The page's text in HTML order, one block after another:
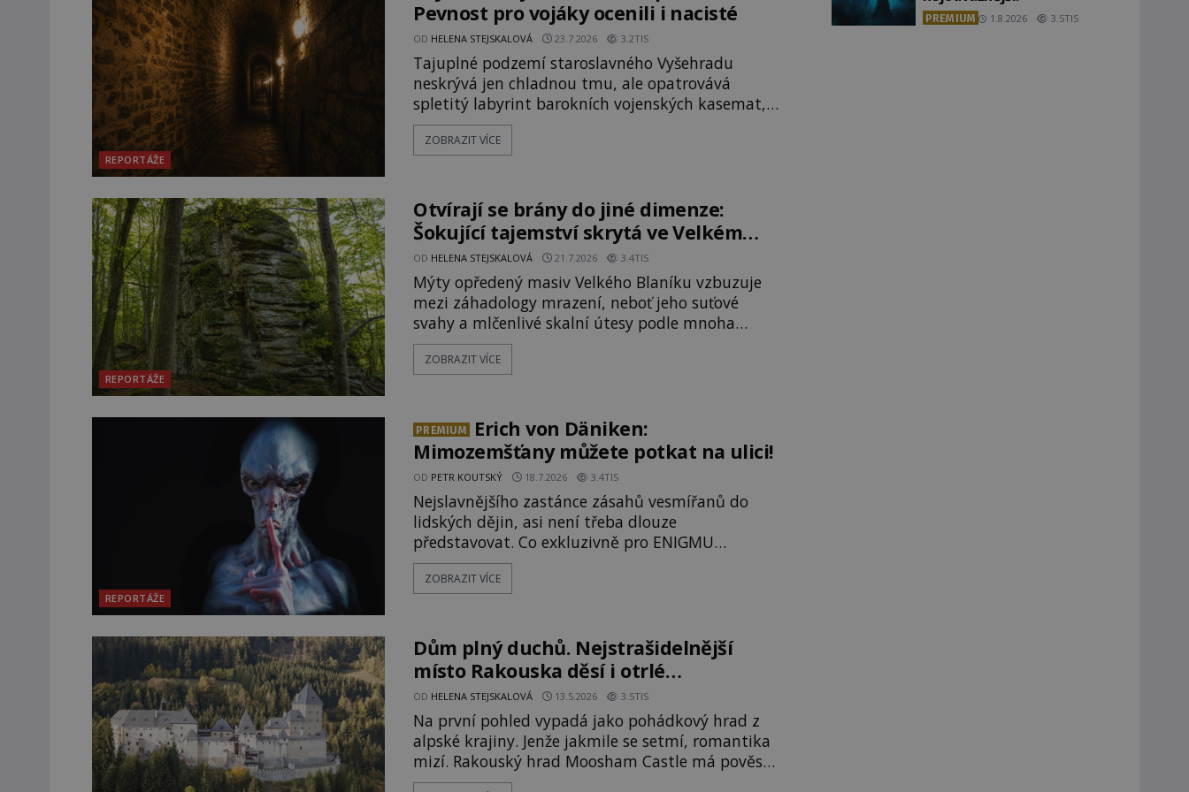
REPORTÁŽE
Pevnost pro vojáky ocenili i nacisté
OD HELENA STEJSKALOVÁ 23.7.2026 3.2TIS
Tajuplné podzemí staroslavného Vyšehradu
neskrývá jen chladnou tmu, ale opatrovává
spletitý labyrint barokních vojenských kasemat,
zapomenuté chrámy a vzácné národní poklady.
Hluboko uvnitř mohutné skály nad řekou Vltavou
kterému se vážou nejstarší české mýty, ve svých
temných útrobách střeží monumentální
ZOBRAZIT VÍCE
REPORTÁŽE
Otvírají se brány do jiné dimenze:
Šokující tajemství skrytá ve Velkém
Blaníku
OD HELENA STEJSKALOVÁ 21.7.2026 3.4TIS
Mýty opředený masiv Velkého Blaníku vzbuzuje
mezi záhadology mrazení, neboť jeho suťové
svahy a mlčenlivé skalní útesy podle mnoha
svědectví fungují jako anomální zóny, kde
selhává lidské vnímání času i prostoru. Geologické
propojují prastaré pohanské kulty, keltské
svatyně a zprávy o lidech, kteří v
ZOBRAZIT VÍCE
REPORTÁŽE
PREMIUM
Erich von Däniken:
Mimozemšťany můžete potkat na ulici!
OD PETR KOUTSKÝ 18.7.2026 3.4TIS
Nejslavnějšího zastánce zásahů vesmířanů do
lidských dějin, asi není třeba dlouze
představovat. Co exkluzivně pro ENIGMU
prozradil autor Vzpomínek na budoucnost,
švýcarský badatel Erich von Däniken? Orbitální
povrchu Marsu vzdálena asi 1873 kilometrů,
nachá
ZOBRAZIT VÍCE
Dům plný duchů. Nejstrašidelnější
místo Rakouska děsí i otrlé
návštěvníky
OD HELENA STEJSKALOVÁ 13.5.2026 3.5TIS
Na první pohled vypadá jako pohádkový hrad z
alpské krajiny. Jenže jakmile se setmí, romantika
mizí. Rakouský hrad Moosham Castle má pověst
nejděsivějšího domu v celé zemi. Lidé tu údajně
PREMIUM 1.8.2026 3.5TIS